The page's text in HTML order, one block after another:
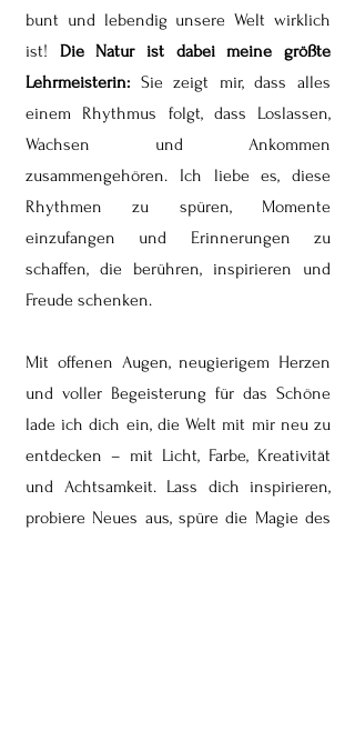
bunt und lebendig unsere Welt wirklich
ist! Die Natur ist dabei meine größte
Lehrmeisterin: Sie zeigt mir, dass alles
einem Rhythmus folgt, dass Loslassen,
Wachsen und Ankommen
zusammengehören. Ich liebe es, diese
Rhythmen zu spüren, Momente
einzufangen und Erinnerungen zu
schaffen, die berühren, inspirieren und
Freude schenken.
Mit offenen Augen, neugierigem Herzen
und voller Begeisterung für das Schöne
lade ich dich ein, die Welt mit mir neu zu
entdecken – mit Licht, Farbe, Kreativität
und Achtsamkeit. Lass dich inspirieren,
probiere Neues aus, spüre die Magie des